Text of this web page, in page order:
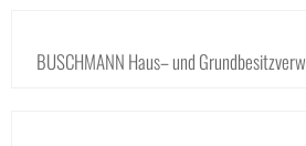
BUSCHMANN Haus– und